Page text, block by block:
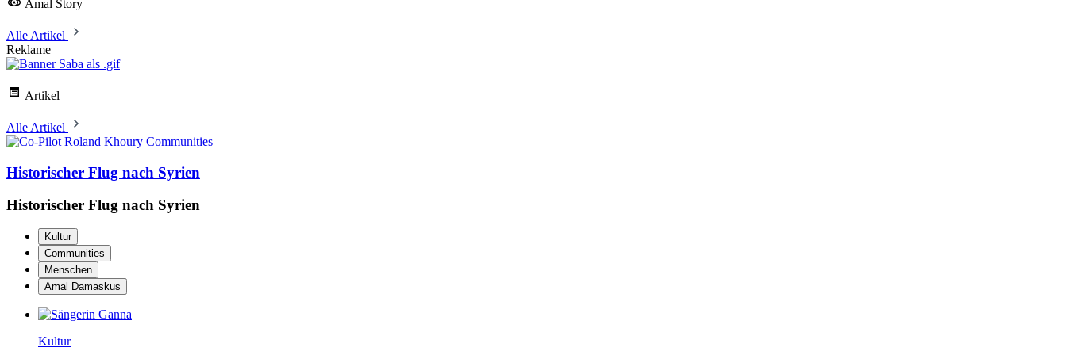
Amal Story
Alle Artikel
Reklame
Artikel
Alle Artikel
Communities
Historischer Flug nach Syrien
Historischer Flug nach Syrien
Kultur
Communities
Menschen
Amal Damaskus
Kultur